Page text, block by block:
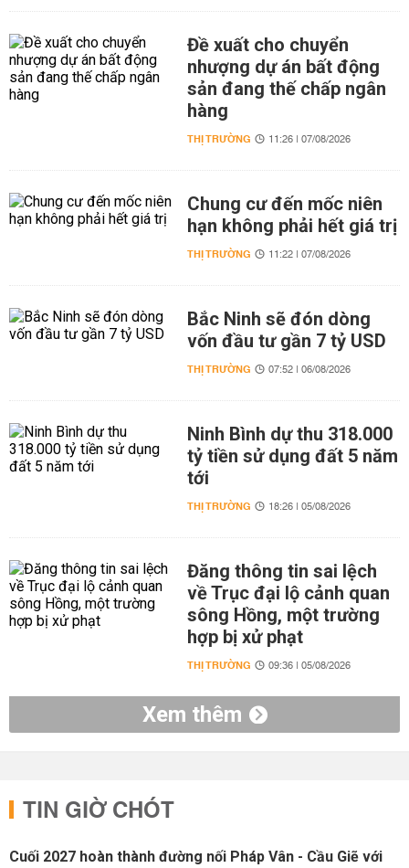
Đề xuất cho chuyển
nhượng dự án bất động
sản đang thế chấp ngân
hàng
THỊ TRƯỜNG 11:26 | 07/08/2026
Chung cư đến mốc niên
hạn không phải hết giá trị
THỊ TRƯỜNG 11:22 | 07/08/2026
Bắc Ninh sẽ đón dòng
vốn đầu tư gần 7 tỷ USD
THỊ TRƯỜNG 07:52 | 06/08/2026
Ninh Bình dự thu 318.000
tỷ tiền sử dụng đất 5 năm
tới
THỊ TRƯỜNG 18:26 | 05/08/2026
Đăng thông tin sai lệch
về Trục đại lộ cảnh quan
sông Hồng, một trường
hợp bị xử phạt
THỊ TRƯỜNG 09:36 | 05/08/2026
Xem thêm
TIN GIỜ CHÓT
Cuối 2027 hoàn thành đường nối Pháp Vân - Cầu Giẽ với